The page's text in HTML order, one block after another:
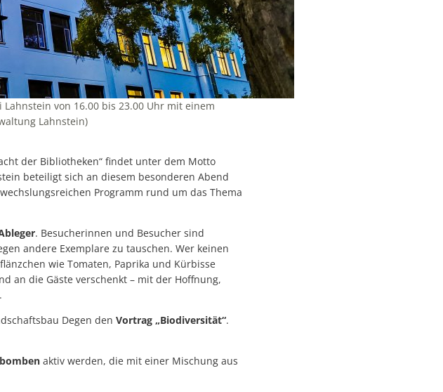
von 16.00 bis 23.00 Uhr mit einem
Lahnstein)
der Bibliotheken“ findet unter dem Motto
beteiligt sich an diesem besonderen Abend
Programm rund um das Thema
. Besucherinnen und Besucher sind
andere Exemplare zu tauschen. Wer keinen
wie Tomaten, Paprika und Kürbisse
an die Gäste verschenkt – mit der Hoffnung,
Degen den Vortrag „Biodiversität“.
aktiv werden, die mit einer Mischung aus